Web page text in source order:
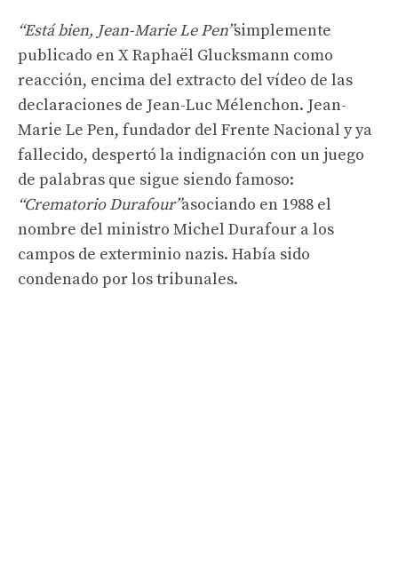
“Está bien, Jean-Marie Le Pen”simplemente
publicado en X Raphaël Glucksmann como
reacción, encima del extracto del vídeo de las
declaraciones de Jean-Luc Mélenchon. Jean-
Marie Le Pen, fundador del Frente Nacional y ya
fallecido, despertó la indignación con un juego
de palabras que sigue siendo famoso:
“Crematorio Durafour”asociando en 1988 el
nombre del ministro Michel Durafour a los
campos de exterminio nazis. Había sido
condenado por los tribunales.